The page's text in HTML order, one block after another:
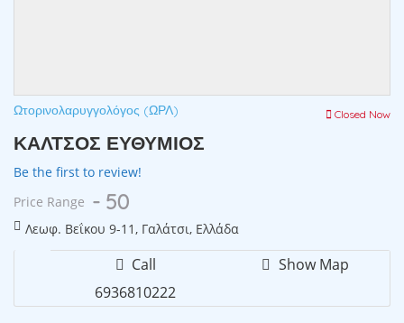
Ωτορινολαρυγγολόγος (ΩΡΛ) Closed Now
ΚΑΛΤΣΟΣ ΕΥΘΥΜΙΟΣ
Be the first to review!
Price Range - 50
Λεωφ. Βεΐκου 9-11, Γαλάτσι, Ελλάδα
Call
6936810222
Show Map